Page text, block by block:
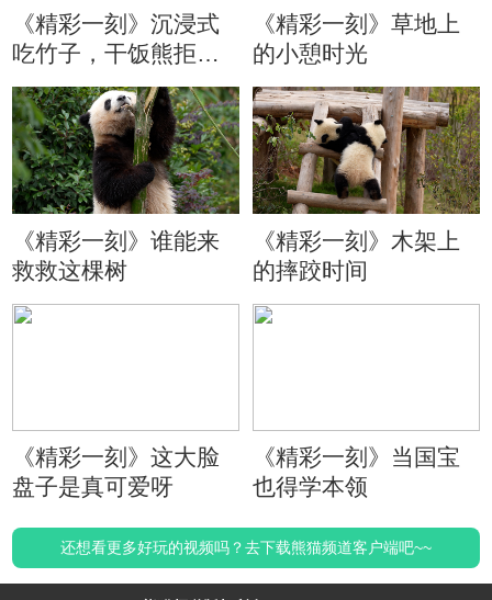
《精彩一刻》沉浸式
吃竹子，干饭熊拒绝
分心
《精彩一刻》草地上
的小憩时光
《精彩一刻》谁能来
救救这棵树
《精彩一刻》木架上
的摔跤时间
《精彩一刻》这大脸
盘子是真可爱呀
《精彩一刻》当国宝
也得学本领
还想看更多好玩的视频吗？去下载熊猫频道客户端吧~~